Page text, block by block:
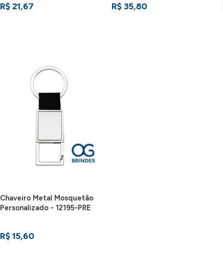
R$ 21,67 R$ 35,80
Chaveiro Metal Mosquetão
Personalizado - 12195-PRE
R$ 15,60